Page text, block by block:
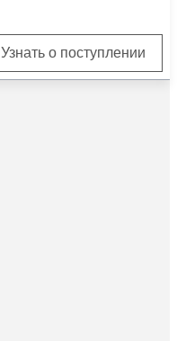
Узнать о поступлении